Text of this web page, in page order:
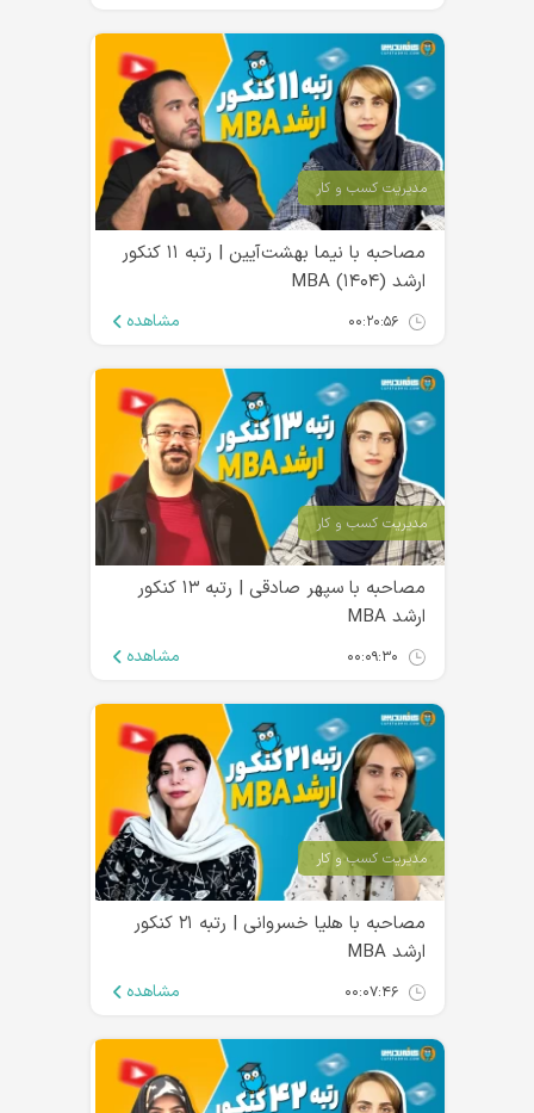
مدیریت کسب و کار
مصاحبه با نیما بهشت‌آیین | رتبه ۱۱ کنکور
ارشد MBA (۱۴۰۴)
۰۰:۲۰:۵۶ مشاهده
مدیریت کسب و کار
مصاحبه با سپهر صادقی | رتبه ۱۳ کنکور
ارشد MBA
۰۰:۰۹:۳۰ مشاهده
مدیریت کسب و کار
مصاحبه با هلیا خسروانی | رتبه ۲۱ کنکور
ارشد MBA
۰۰:۰۷:۴۶ مشاهده